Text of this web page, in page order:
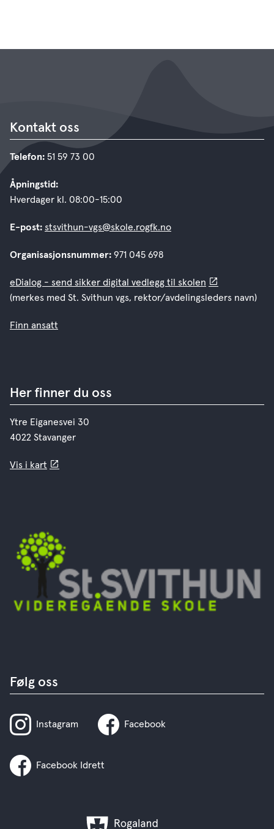
Kontakt oss
Telefon: 51 59 73 00
Åpningstid:
Hverdager kl. 08:00-15:00
E-post: stsvithun-vgs@skole.rogfk.no
Organisasjonsnummer: 971 045 698
eDialog - send sikker digital vedlegg til skolen
(merkes med St. Svithun vgs, rektor/avdelingsleders navn)
Finn ansatt
Her finner du oss
Ytre Eiganesvei 30
4022 Stavanger
Vis i kart
Følg oss
Instagram Facebook
Facebook Idrett
Rogaland